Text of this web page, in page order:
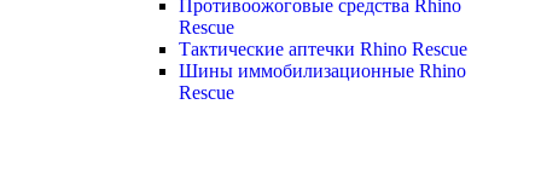
Противоожоговые средства Rhino
Rescue
Тактические аптечки Rhino Rescue
Шины иммобилизационные Rhino
Rescue